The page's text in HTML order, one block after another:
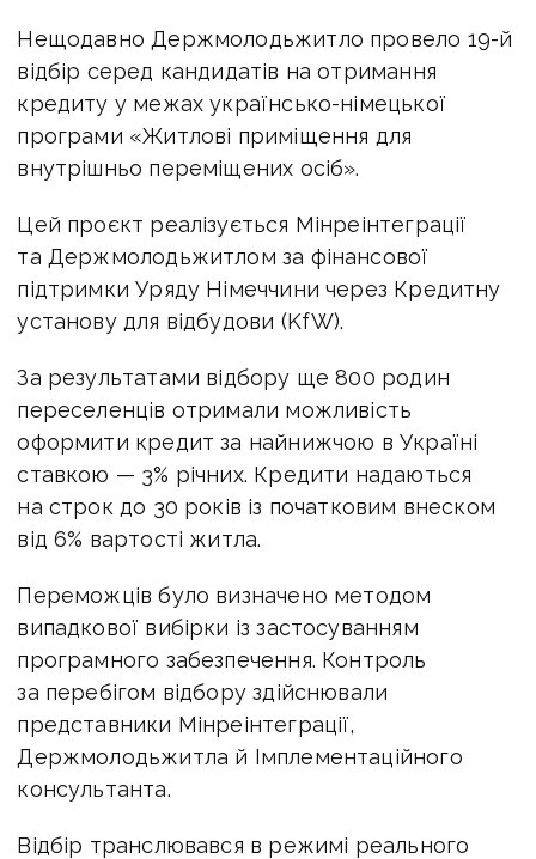
Нещодавно Держмолодьжитло провело 19-й
відбір серед кандидатів на отримання
кредиту у межах українсько-німецької
програми «Житлові приміщення для
внутрішньо переміщених осіб».
Цей проєкт реалізується Мінреінтеграції
та Держмолодьжитлом за фінансової
підтримки Уряду Німеччини через Кредитну
установу для відбудови (KfW).
За результатами відбору ще 800 родин
переселенців отримали можливість
оформити кредит за найнижчою в Україні
ставкою — 3% річних. Кредити надаються
на строк до 30 років із початковим внеском
від 6% вартості житла.
Переможців було визначено методом
випадкової вибірки із застосуванням
програмного забезпечення. Контроль
за перебігом відбору здійснювали
представники Мінреінтеграції,
Держмолодьжитла й Імплементаційного
консультанта.
Відбір транслювався в режимі реального